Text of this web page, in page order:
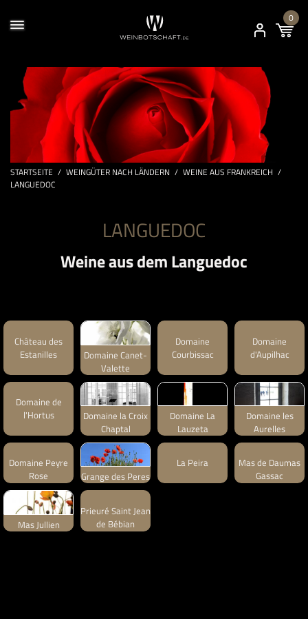
0
STARTSEITE / WEINGÜTER NACH LÄNDERN / WEINE AUS FRANKREICH /
LANGUEDOC
LANGUEDOC
Weine aus dem Languedoc
Château des
Estanilles
Domaine Canet-
Valette
Domaine
Courbissac
Domaine
d'Aupilhac
Domaine de
l'Hortus
Domaine la Croix
Chaptal
Domaine La
Lauzeta
Domaine les
Aurelles
Domaine Peyre
Rose
Grange des Peres
La Peira
Mas de Daumas
Gassac
Mas Jullien
Prieuré Saint Jean
de Bébian